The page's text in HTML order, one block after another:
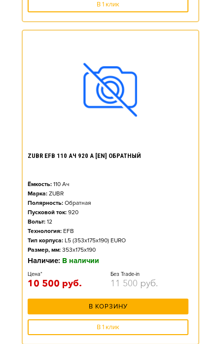
В 1 клик
ZUBR EFB 110 АЧ 920 А [EN] ОБРАТНЫЙ
Ёмкость: 110 Ач
Марка: ZUBR
Полярность: Обратная
Пусковой ток: 920
Вольт: 12
Технология: EFB
Тип корпуса: L5 (353x175x190) EURO
Размер, мм: 353x175x190
Наличие: В наличии
Цена*
10 500 руб.
Без Trade-in
11 500 руб.
В КОРЗИНУ
В 1 клик